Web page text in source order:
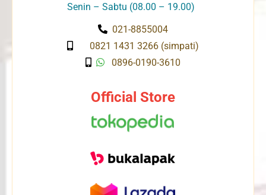
Senin – Sabtu (08.00 – 19.00)
021-8855004
0821 1431 3266 (simpati)
0896-0190-3610
Official Store